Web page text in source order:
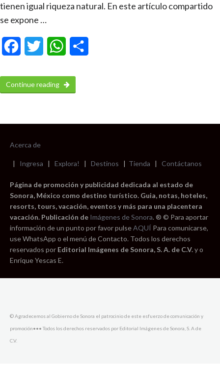
tienen igual riqueza natural. En este artículo compartido
se expone …
FacebookTwitter WhatsApp
Continue reading
Acerca de
| Ingresa | Explora! | Destinos | Tienda | Contáctanos
Página de promoción y publicidad dedicada al estado de
Sonora, México como destino turístico. Guia, notas, hoteles,
resorts, tours, vacación, eventos y más para una placentera
vacación. Publicación de Imágenes de Sonora. ® © Para aportar
información de un punto por favor pulseAQUÍ Para comunicarse,
use WhatsApp o el menú de Contacto. Todos los derechos
reservados por Editorial Imágenes de Sonora, S. A. de C.V.y o
Enrique Yescas E.
© Agradecemos al Gobierno de Sonora el patrocinio de este esfuerzo de comunicación y
promoción••• Todos los derechos reservados por Editorial Imágenes de Sonora, S. A de
C.V.